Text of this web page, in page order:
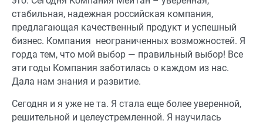
стабильная, надежная российская компания,
предлагающая качественный продукт и успешный
бизнес. Компания неограниченных возможностей. Я
горда тем, что мой выбор — правильный выбор! Все
эти годы Компания заботилась о каждом из нас.
Дала нам знания и развитие.
Сегодня и я уже не та. Я стала еще более уверенной,
решительной и целеустремленной. Я научилась